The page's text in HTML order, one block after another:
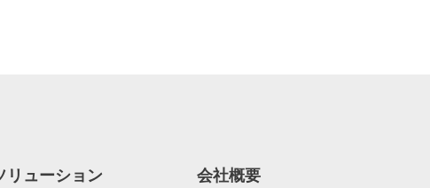
リューション 会社概要